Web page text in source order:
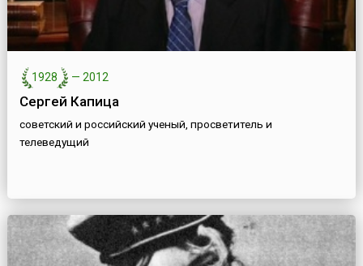
1928 — 2012
Сергей Капица
советский и российский ученый, просветитель и
телеведущий